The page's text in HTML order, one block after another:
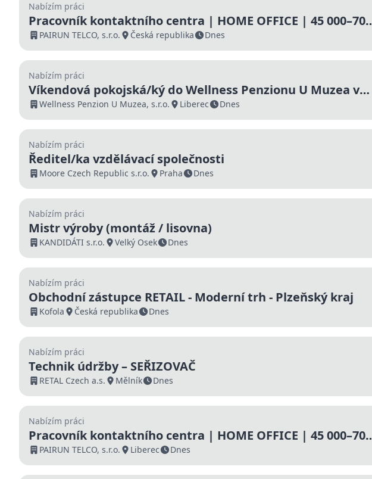
Nabízím práci
Pracovník kontaktního centra | HOME OFFICE | 45 000–70
000 Kč | Nástup ihned
PAIRUN TELCO, s.r.o. Česká republika Dnes
Nabízím práci
Víkendová pokojská/ký do Wellness Penzionu U Muzea v
Liberci
Wellness Penzion U Muzea, s.r.o. Liberec Dnes
Nabízím práci
Ředitel/ka vzdělávací společnosti
Moore Czech Republic s.r.o. Praha Dnes
Nabízím práci
Mistr výroby (montáž / lisovna)
KANDIDÁTI s.r.o. Velký Osek Dnes
Nabízím práci
Obchodní zástupce RETAIL - Moderní trh - Plzeňský kraj
Kofola Česká republika Dnes
Nabízím práci
Technik údržby – SEŘIZOVAČ
RETAL Czech a.s. Mělník Dnes
Nabízím práci
Pracovník kontaktního centra | HOME OFFICE | 45 000–70
000 Kč | Nástup ihned
PAIRUN TELCO, s.r.o. Liberec Dnes